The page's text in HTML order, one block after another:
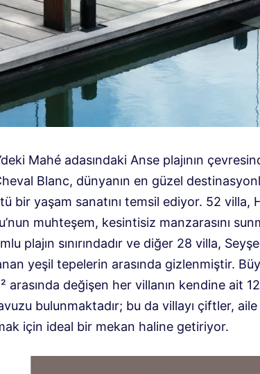
Mahé adasındaki Anse plajının
Blanc, dünyanın en güzel
bir yaşam sanatını temsil ediyor. 52 villa,
muhteşem, kesintisiz manzarasını
plajın sınırındadır ve diğer 28 villa,
yeşil tepelerin arasında gizlenmiştir.
arasında değişen her villanın kendine ait
bulunmaktadır; bu da villayı çiftler,
için ideal bir mekan haline getiriyor.